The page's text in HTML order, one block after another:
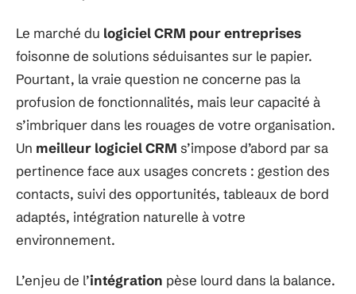
Le marché du logiciel CRM pour entreprises
foisonne de solutions séduisantes sur le papier.
Pourtant, la vraie question ne concerne pas la
profusion de fonctionnalités, mais leur capacité à
s’imbriquer dans les rouages de votre organisation.
Un meilleur logiciel CRM s’impose d’abord par sa
pertinence face aux usages concrets : gestion des
contacts, suivi des opportunités, tableaux de bord
adaptés, intégration naturelle à votre
environnement.
L’enjeu de l’intégration pèse lourd dans la balance.